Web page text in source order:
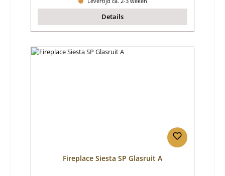
Details
Fireplace Siesta SP Glasruit A